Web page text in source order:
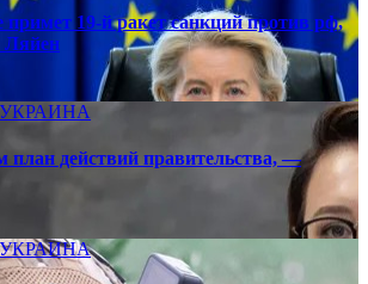
примет 19-й ракет санкций против рф,
Ляйен
УКРАИНА
план действий правительства, —
УКРАИНА